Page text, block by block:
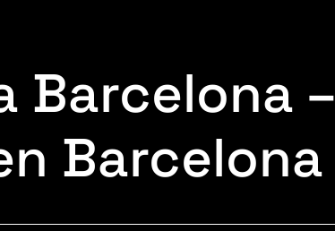
Barcelona –
Barcelona